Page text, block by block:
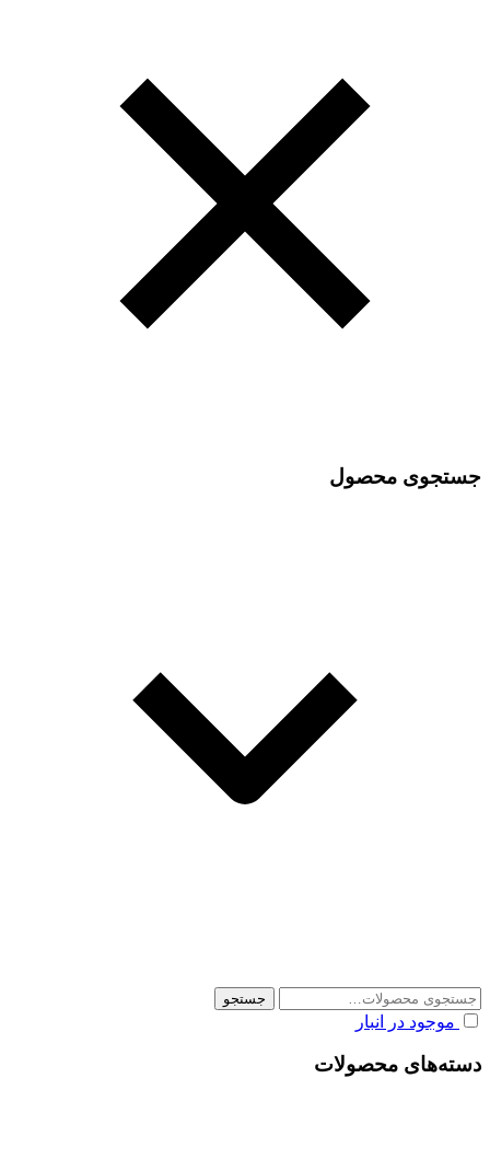
جستجوی محصول
جستجو
برای:
جستجو
موجود در انبار
دسته‌های محصولات